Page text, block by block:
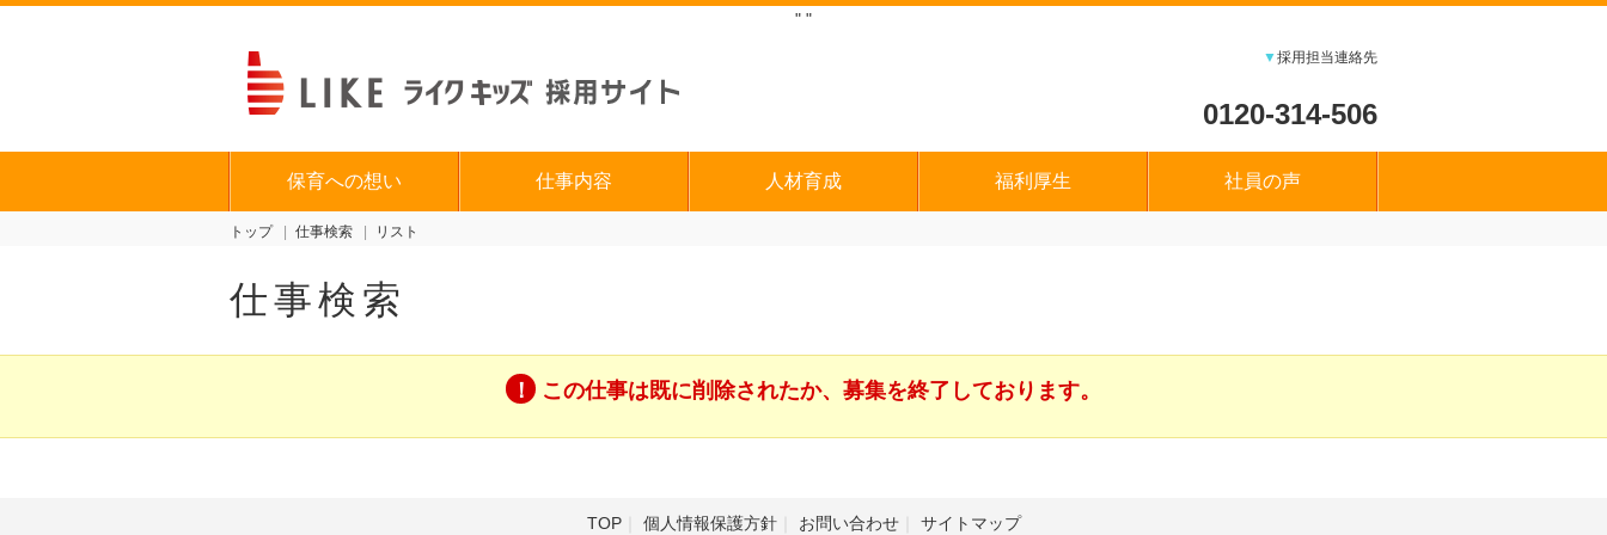
" "
▼採用担当連絡先
0120-314-506
保育への想い 仕事内容 人材育成 福利厚生 社員の声
トップ 仕事検索 リスト
仕事検索
この仕事は既に削除されたか、募集を終了しております。
TOP 個人情報保護方針 お問い合わせ サイトマップ